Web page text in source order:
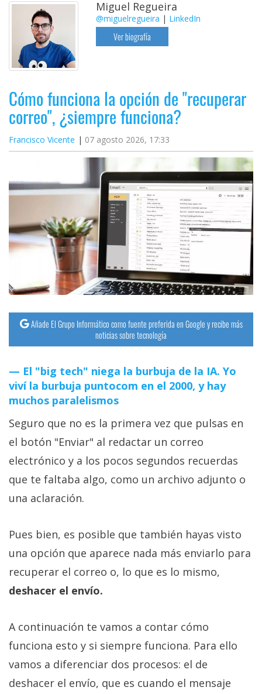
Miguel Regueira
@miguelregueira | LinkedIn
Ver biografía
Cómo funciona la opción de "recuperar
correo", ¿siempre funciona?
Francisco Vicente 07 agosto 2026, 17:33
Añade El Grupo Informático como fuente preferida en Google y recibe más
noticias sobre tecnología
El "big tech" niega la burbuja de la IA. Yo
viví la burbuja puntocom en el 2000, y hay
muchos paralelismos
Seguro que no es la primera vez que pulsas en
el botón "Enviar" al redactar un correo
electrónico y a los pocos segundos recuerdas
que te faltaba algo, como un archivo adjunto o
una aclaración.
Pues bien, es posible que también hayas visto
una opción que aparece nada más enviarlo para
recuperar el correo o, lo que es lo mismo,
deshacer el envío.
A continuación te vamos a contar cómo
funciona esto y si siempre funciona. Para ello
vamos a diferenciar dos procesos: el de
deshacer el envío, que es cuando el mensaje